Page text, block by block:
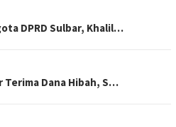
DPRD Sulbar, Khalil…
Terima Dana Hibah, S…